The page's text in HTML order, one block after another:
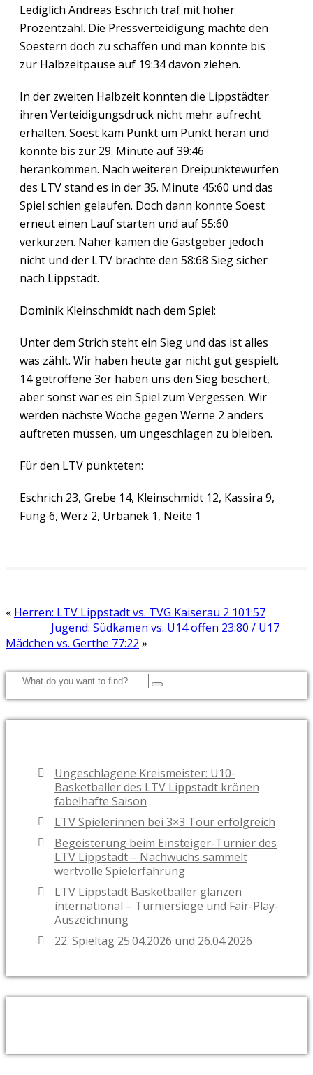
Lediglich Andreas Eschrich traf mit hoher
Prozentzahl. Die Pressverteidigung machte den
Soestern doch zu schaffen und man konnte bis
zur Halbzeitpause auf 19:34 davon ziehen.
In der zweiten Halbzeit konnten die Lippstädter
ihren Verteidigungsdruck nicht mehr aufrecht
erhalten. Soest kam Punkt um Punkt heran und
konnte bis zur 29. Minute auf 39:46
herankommen. Nach weiteren Dreipunktewürfen
des LTV stand es in der 35. Minute 45:60 und das
Spiel schien gelaufen. Doch dann konnte Soest
erneut einen Lauf starten und auf 55:60
verkürzen. Näher kamen die Gastgeber jedoch
nicht und der LTV brachte den 58:68 Sieg sicher
nach Lippstadt.
Dominik Kleinschmidt nach dem Spiel:
Unter dem Strich steht ein Sieg und das ist alles
was zählt. Wir haben heute gar nicht gut gespielt.
14 getroffene 3er haben uns den Sieg beschert,
aber sonst war es ein Spiel zum Vergessen. Wir
werden nächste Woche gegen Werne 2 anders
auftreten müssen, um ungeschlagen zu bleiben.
Für den LTV punkteten:
Eschrich 23, Grebe 14, Kleinschmidt 12, Kassira 9,
Fung 6, Werz 2, Urbanek 1, Neite 1
« Herren: LTV Lippstadt vs. TVG Kaiserau 2 101:57
Jugend: Südkamen vs. U14 offen 23:80 / U17
Mädchen vs. Gerthe 77:22 »
Ungeschlagene Kreismeister: U10-
Basketballer des LTV Lippstadt krönen
fabelhafte Saison
LTV Spielerinnen bei 3×3 Tour erfolgreich
Begeisterung beim Einsteiger-Turnier des
LTV Lippstadt – Nachwuchs sammelt
wertvolle Spielerfahrung
LTV Lippstadt Basketballer glänzen
international – Turniersiege und Fair-Play-
Auszeichnung
22. Spieltag 25.04.2026 und 26.04.2026